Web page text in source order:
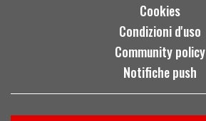
Cookies
Condizioni d'uso
Community policy
Notifiche push